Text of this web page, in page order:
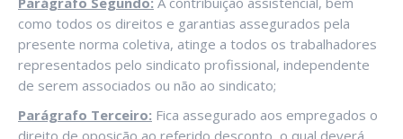
como todos os direitos e garantias assegurados pela
presente norma coletiva, atinge a todos os trabalhadores
representados pelo sindicato profissional, independente
de serem associados ou não ao sindicato;
Parágrafo Terceiro: Fica assegurado aos empregados o
direito de oposição ao referido desconto, o qual deverá